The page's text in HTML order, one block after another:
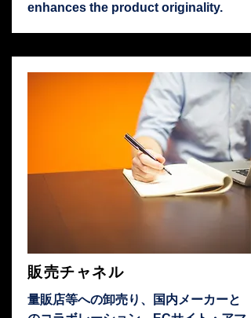
enhances the product originality.
販売チャネル
量販店等への卸売り、国内メーカーと